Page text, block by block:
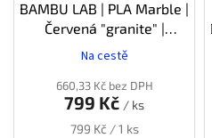
BAMBU LAB | PLA Marble |
Červená "granite" |
1.75mm | 1kg
Na cestě
660,33 Kč bez DPH
799 Kč / ks
Měrná
799 Kč / 1 ks